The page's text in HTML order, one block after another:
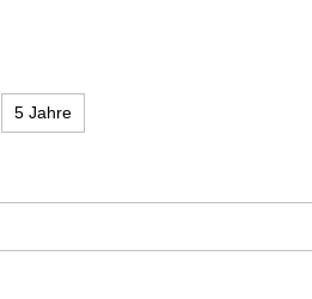
5 Jahre